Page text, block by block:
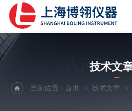
技术文
当前位置：首页 技术文章